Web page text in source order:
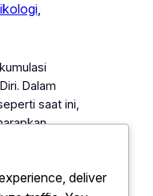
Dalam
saat ini,
waktu
deliver